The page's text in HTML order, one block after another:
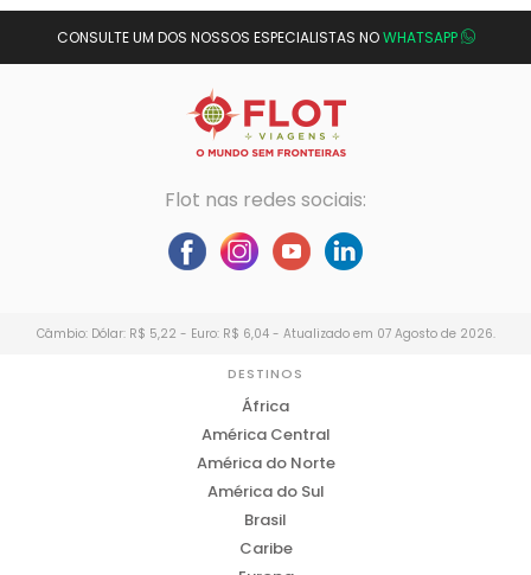
CONSULTE UM DOS NOSSOS ESPECIALISTAS NOWHATSAPP
Flot nas redes sociais:
Câmbio: Dólar: R$ 5,22 - Euro: R$ 6,04 - Atualizado em 07 Agosto de 2026.
DESTINOS
África
América Central
América do Norte
América do Sul
Brasil
Caribe